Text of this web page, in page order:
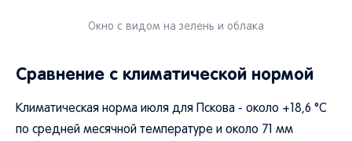
Окно с видом на зелень и облака
Сравнение с климатической нормой
Климатическая норма июля для Пскова - около +18,6 °C
по средней месячной температуре и около 71 мм